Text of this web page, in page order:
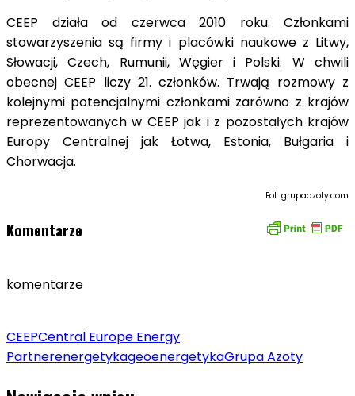
CEEP działa od czerwca 2010 roku. Członkami
stowarzyszenia są firmy i placówki naukowe z Litwy,
Słowacji, Czech, Rumunii, Węgier i Polski. W chwili
obecnej CEEP liczy 21. członków. Trwają rozmowy z
kolejnymi potencjalnymi członkami zarówno z krajów
reprezentowanych w CEEP jak i z pozostałych krajów
Europy Centralnej jak Łotwa, Estonia, Bułgaria i
Chorwacja.
Fot. grupaazoty.com
Komentarze
komentarze
CEEPCentral Europe Energy
PartnerenergetykageoenergetykaGrupa Azoty